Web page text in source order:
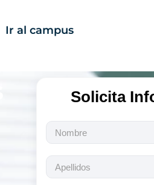
Ir al campus
Solicita
Todos
los
son
obligatorios.